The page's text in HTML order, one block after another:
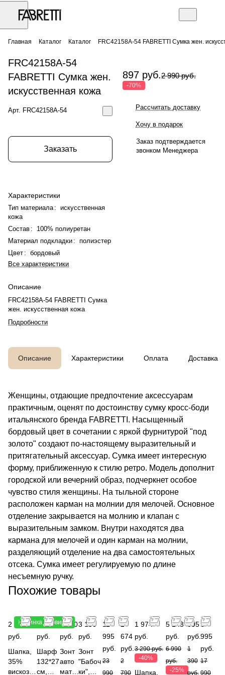
Главная Каталог Каталог FRC42158A-54 FABRETTI Сумка жен.
FRC42158A-54
FABRETTI Сумка жен.
искусcтвенная кожа
Арт. FRC42158A-54
Заказать
Характеристики
Тип материала : искусственная
кожа
Состав :
100% полиуретан
Материал подкладки : полиэстер
Цвет : бордовый
Все характеристики
Описание
FRC42158A-54 FABRETTI Сумка
жен. искусcтвенная кожа
Подробности
897 руб.2 990 руб.
-70%
Рассчитать доставку
Хочу в подарок
Заказ подтверждается
звонком Менеджера
Описание Характеристики Оплата Доставка
Женщины, отдающие предпочтение аксессуарам
практичным, оценят по достоинству сумку кросс-боди
итальянского бренда FABRETTI. Насыщенный
бордовый цвет в сочетании с яркой фурнитурой "под
золото" создают по-настоящему выразительный и
притягательный аксессуар. Сумка имеет интересную
форму, приближенную к стилю ретро. Модель дополнит
городской или вечерний образ, подчеркнет особое
чувство стиля женщины. На тыльной стороне
расположен карман на молнии для мелочей. Основное
отделение закрывается на молнию и клапан с
выразительным замком. Внутри находятся два
кармана для мелочей и один карман на молнии,
разделяющий отделение на два самостоятельных
отсека. Сумка имеет регулируемую по длине
несъемную ручку.
Похожие товары
Новинка
2 490
руб.
Шапка,
35%
вискоза,
Новинка
4 490
руб.
Шарф
132*27
см,
3 490
руб.
Зонт
авто
мат,
3 190
руб.
Зонт
"Бабоч
ки",
11
995
руб.
23
990
1
674
руб.
2
790
1 974
руб.
3 290 руб.
-40%
Шапка,
5 243
руб.
6 990
руб.
-25%
695
руб.
1
390
руб.
8
995
руб.
17
990